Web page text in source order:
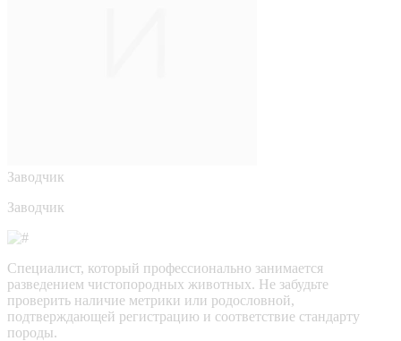
Заводчик
Заводчик
Специалист, который профессионально занимается
разведением чистопородных животных. Не забудьте
проверить наличие метрики или родословной,
подтверждающей регистрацию и соответствие стандарту
породы.